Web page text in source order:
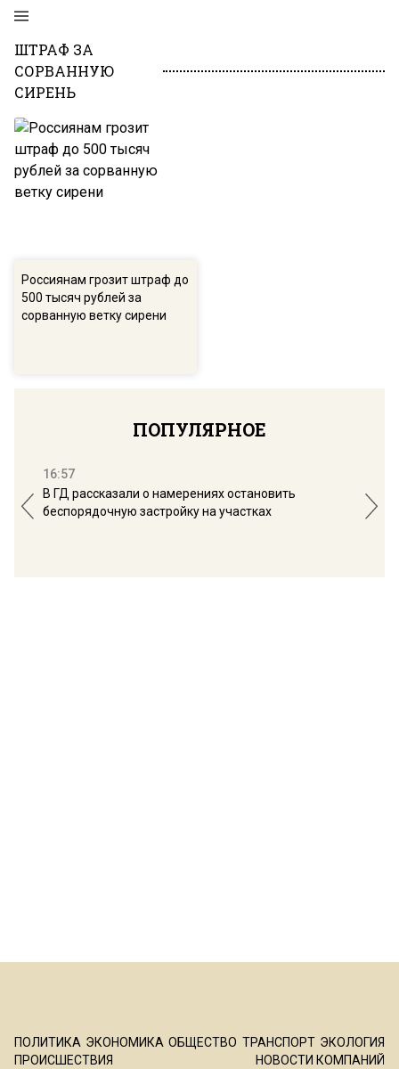
ШТРАФ ЗА
СОРВАННУЮ
СИРЕНЬ
Россиянам грозит штраф до
500 тысяч рублей за
сорванную ветку сирени
ПОПУЛЯРНОЕ
16:57
В ГД рассказали о намерениях остановить
беспорядочную застройку на участках
ПОЛИТИКА ЭКОНОМИКА ОБЩЕСТВО ТРАНСПОРТ ЭКОЛОГИЯ
ПРОИСШЕСТВИЯ
НОВОСТИ КОМПАНИЙ